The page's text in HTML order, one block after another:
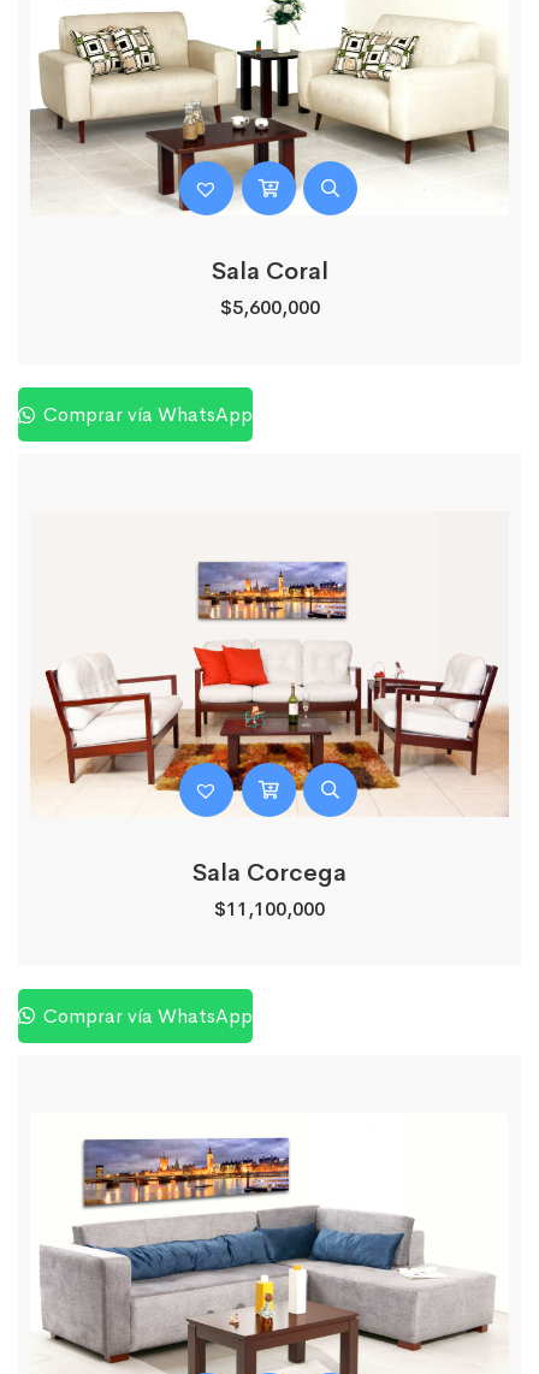
Sala Coral
$5,600,000
Comprar vía WhatsApp
Sala Corcega
$11,100,000
Comprar vía WhatsApp